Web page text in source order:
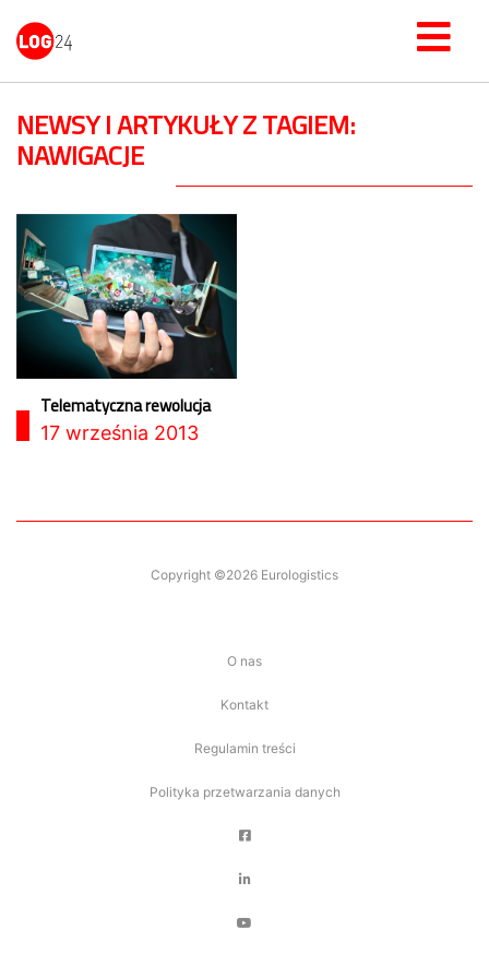
NEWSY I ARTYKUŁY Z TAGIEM:
NAWIGACJE
Telematyczna rewolucja
17 września 2013
Copyright ©2026 Eurologistics
O nas
Kontakt
Regulamin treści
Polityka przetwarzania danych